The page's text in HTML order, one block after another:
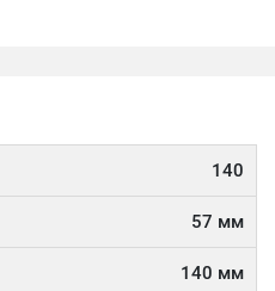
140
57 мм
140 мм